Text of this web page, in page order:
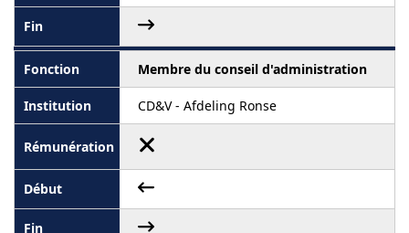
Membre du conseil d'administration
CD&V - Afdeling Ronse